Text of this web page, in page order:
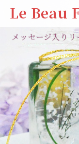
Le Beau
メッセージ入り